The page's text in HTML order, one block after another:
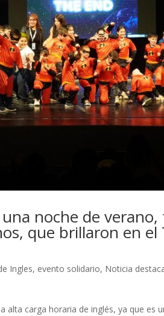
noche de
que brillaron en el
Ingles, evento solidario, Noticia
alta carga horaria de inglés, ya que es